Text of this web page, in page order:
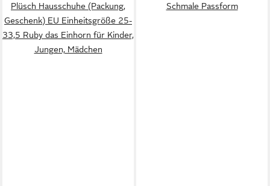
Plüsch Hausschuhe (Packung,
Geschenk) EU Einheitsgröße 25-
33,5 Ruby das Einhorn für Kinder,
Jungen, Mädchen
Schmale Passform